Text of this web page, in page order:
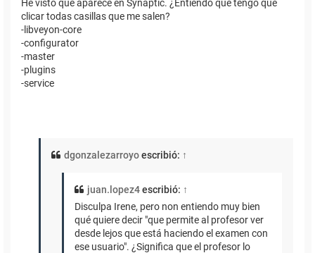
He visto que aparece en Synaptic. ¿Entiendo que tengo que
clicar todas casillas que me salen?
-libveyon-core
-configurator
-master
-plugins
-service
dgonzalezarroyoescribió: ↑
juan.lopez4escribió: ↑
Disculpa Irene, pero non entiendo muy bien
qué quiere decir "que permite al profesor ver
desde lejos que está haciendo el examen con
ese usuario". ¿Significa que el profesor lo